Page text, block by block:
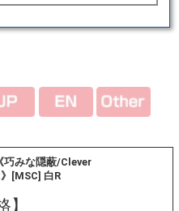
巧みな隠蔽/Clever
[MSC] 白R
】